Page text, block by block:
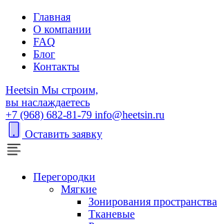
Главная
О компании
FAQ
Блог
Контакты
Heetsin Мы строим,
вы наслаждаетесь
+7 (968) 682-81-79 info@heetsin.ru
Оставить заявку
Перегородки
Мягкие
Зонирования пространства
Тканевые